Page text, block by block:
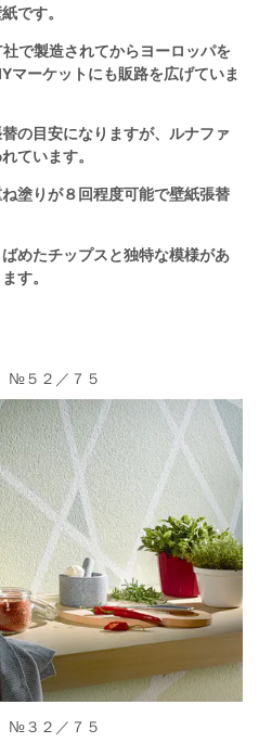
です。
で製造されてからヨーロッパを
マーケットにも販路を広げていま
の目安になりますが、ルナファ
ています。
塗りが８回程度可能で壁紙張替
めたチップスと独特な模様があ
す。
№５２／７５
№３２／７５